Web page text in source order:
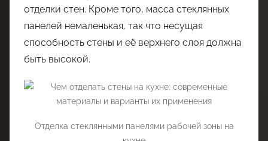
отделки стен. Кроме того, масса стеклянных
панелей немаленькая, так что несущая
способность стены и её верхнего слоя должна
быть высокой.
Отделка стеклянными панелями рабочей зоны на